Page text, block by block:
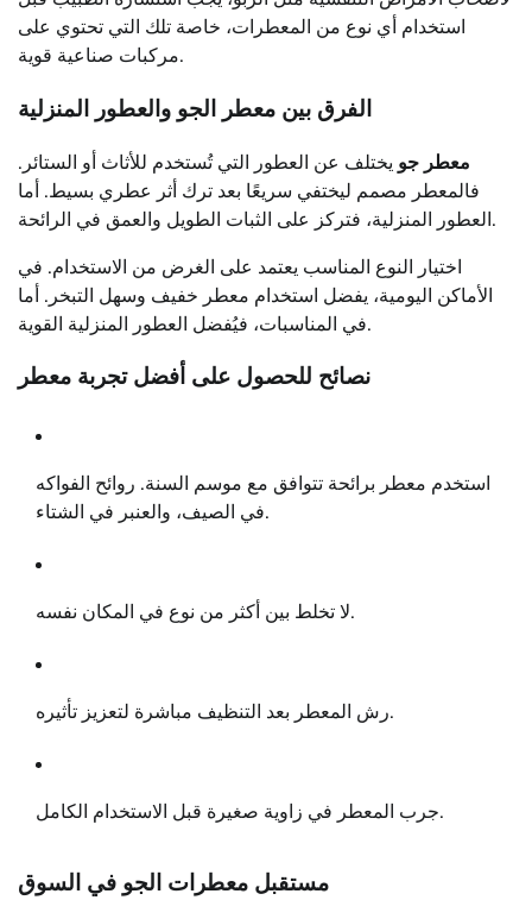
استخدام أي نوع من المعطرات، خاصة تلك التي تحتوي على
مركبات صناعية قوية.
الفرق بين معطر الجو والعطور المنزلية
معطر جو يختلف عن العطور التي تُستخدم للأثاث أو الستائر.
فالمعطر مصمم ليختفي سريعًا بعد ترك أثر عطري بسيط. أما
العطور المنزلية، فتركز على الثبات الطويل والعمق في الرائحة.
اختيار النوع المناسب يعتمد على الغرض من الاستخدام. في
الأماكن اليومية، يفضل استخدام معطر خفيف وسهل التبخر. أما
في المناسبات، فيُفضل العطور المنزلية القوية.
نصائح للحصول على أفضل تجربة معطر
استخدم معطر برائحة تتوافق مع موسم السنة. روائح الفواكه
في الصيف، والعنبر في الشتاء.
لا تخلط بين أكثر من نوع في المكان نفسه.
رش المعطر بعد التنظيف مباشرة لتعزيز تأثيره.
جرب المعطر في زاوية صغيرة قبل الاستخدام الكامل.
مستقبل معطرات الجو في السوق